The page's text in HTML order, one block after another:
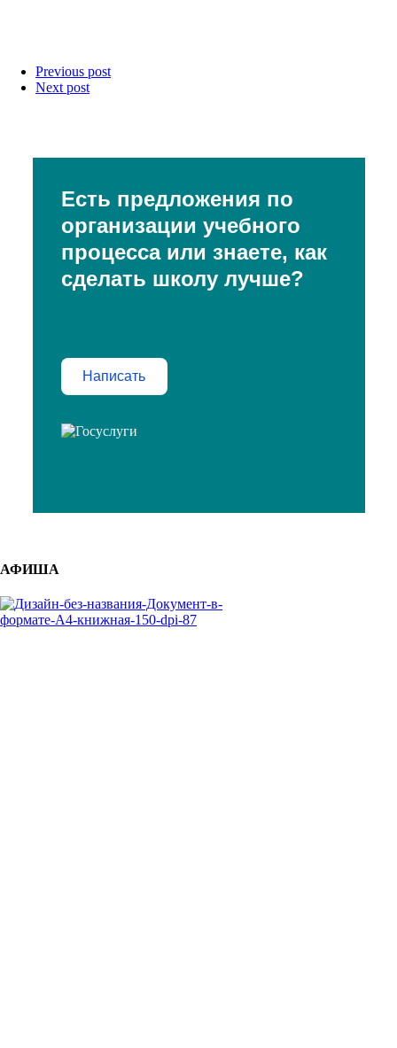
Previous post
Next post
Есть предложения по
организации учебного
процесса или знаете, как
сделать школу лучше?
Написать
АФИША